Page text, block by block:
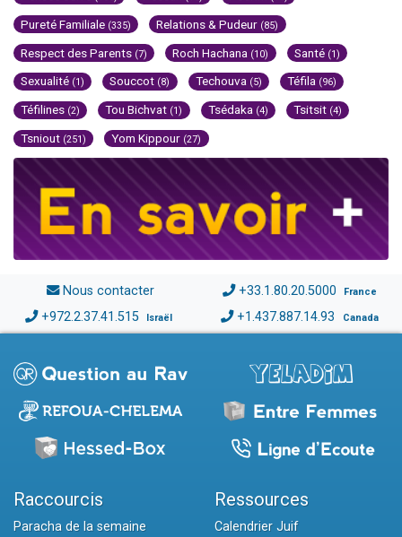
Pureté Familiale (335) Relations & Pudeur (85)
Respect des Parents (7) Roch Hachana (10) Santé (1)
Sexualité (1) Souccot (8) Techouva (5) Téfila (96)
Téfilines (2) Tou Bichvat (1) Tsédaka (4) Tsitsit (4)
Tsniout (251) Yom Kippour (27)
Nous contacter +33.1.80.20.5000 France
+972.2.37.41.515 Israël +1.437.887.14.93 Canada
Raccourcis
Paracha de la semaine
Ressources
Calendrier Juif